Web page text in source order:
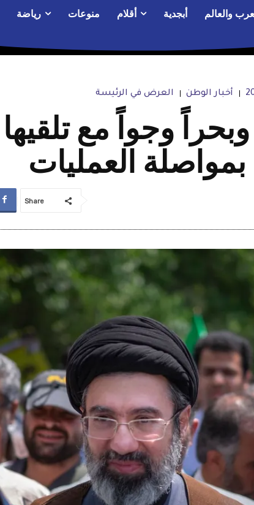
والعالم أبجدية أقلام منوعات رياضة
أخبار الوطن العرض في الرئيسة
وجواً مع
بمواصلة العمليات
Share